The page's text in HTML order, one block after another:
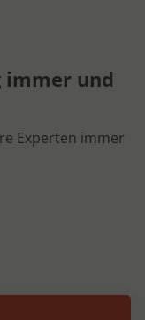
immer und
Experten immer